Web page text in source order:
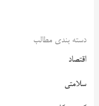
دسته بندی مطالب
اقتصاد
سلامتی